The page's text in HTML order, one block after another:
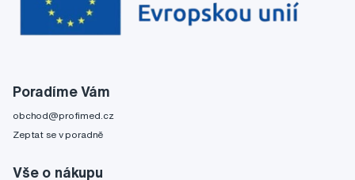
Poradíme Vám
obchod@profimed.cz
Zeptat se v poradně
Vše o nákupu